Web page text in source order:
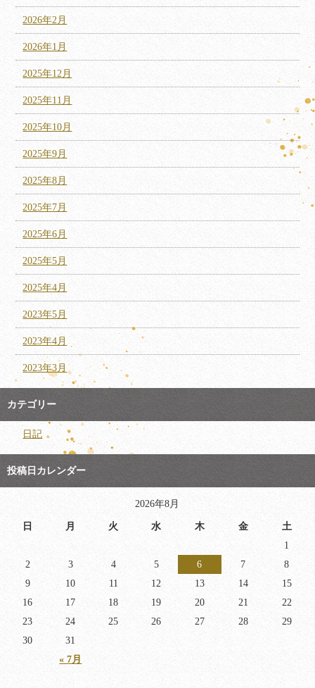
2026年2月
2026年1月
2025年12月
2025年11月
2025年10月
2025年9月
2025年8月
2025年7月
2025年6月
2025年5月
2025年4月
2023年5月
2023年4月
2023年3月
カテゴリー
日記
投稿日カレンダー
2026年8月
日 月 火 水 木 金 土
« 7月
1
2
3 4 5 6 7
8
9
10 11 12 13 14
15
16
17 18 19 20 21
22
23
24 25 26 27 28
29
30
31